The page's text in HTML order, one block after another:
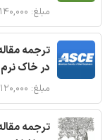
مبلغ: ۱۴۰,۰۰۰ تومان
ترجمه
در خاک نرم
مبلغ: ۱۲۰,۰۰۰ تومان
ترجمه